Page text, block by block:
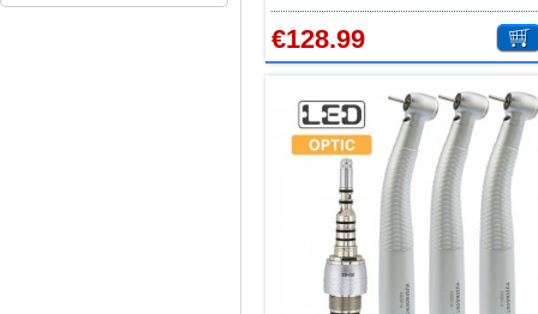
Druckknopf
€128.99